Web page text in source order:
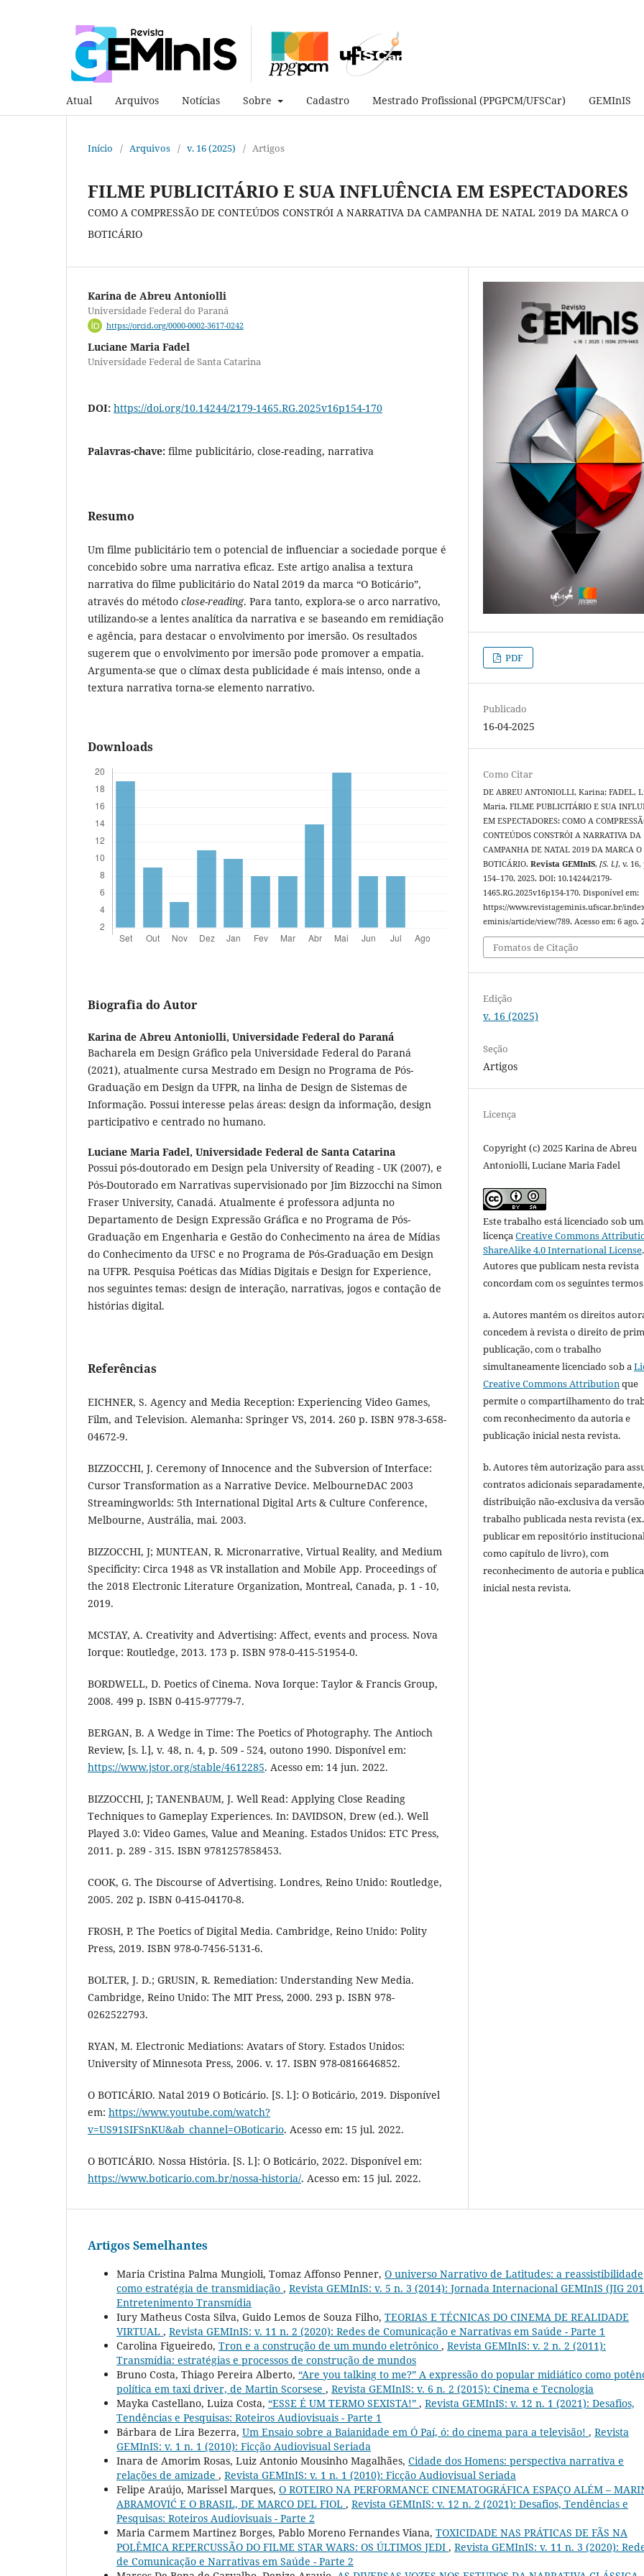
Atual Arquivos Notícias Sobre Cadastro Mestrado Profissional (PPGPCM/UFSCar) GEMInIS
Início / Arquivos / v. 16 (2025) / Artigos
FILME PUBLICITÁRIO E SUA INFLUÊNCIA EM ESPECTADORES
COMO A COMPRESSÃO DE CONTEÚDOS CONSTRÓI A NARRATIVA DA CAMPANHA DE NATAL 2019 DA MARCA O
BOTICÁRIO
Karina de Abreu Antoniolli
Universidade Federal do Paraná
https://orcid.org/0000-0002-3617-0242
Luciane Maria Fadel
Universidade Federal de Santa Catarina
DOI: https://doi.org/10.14244/2179-1465.RG.2025v16p154-170
Palavras-chave: filme publicitário, close-reading, narrativa
Resumo
Um filme publicitário tem o potencial de influenciar a sociedade porque é
concebido sobre uma narrativa eficaz. Este artigo analisa a textura
narrativa do filme publicitário do Natal 2019 da marca “O Boticário”,
através do método close-reading. Para tanto, explora-se o arco narrativo,
utilizando-se a lentes analítica da narrativa e se baseando em remidiação
e agência, para destacar o envolvimento por imersão. Os resultados
sugerem que o envolvimento por imersão pode promover a empatia.
Argumenta-se que o clímax desta publicidade é mais intenso, onde a
textura narrativa torna-se elemento narrativo.
Downloads
Biografia do Autor
Karina de Abreu Antoniolli, Universidade Federal do Paraná
Bacharela em Design Gráfico pela Universidade Federal do Paraná
(2021), atualmente cursa Mestrado em Design no Programa de Pós-
Graduação em Design da UFPR, na linha de Design de Sistemas de
Informação. Possui interesse pelas áreas: design da informação, design
participativo e centrado no humano.
Luciane Maria Fadel, Universidade Federal de Santa Catarina
Possui pós-doutorado em Design pela University of Reading - UK (2007), e
Pós-Doutorado em Narrativas supervisionado por Jim Bizzocchi na Simon
Fraser University, Canadá. Atualmente é professora adjunta no
Departamento de Design Expressão Gráfica e no Programa de Pós-
Graduação em Engenharia e Gestão do Conhecimento na área de Mídias
do Conhecimento da UFSC e no Programa de Pós-Graduação em Design
na UFPR. Pesquisa Poéticas das Mídias Digitais e Design for Experience,
nos seguintes temas: design de interação, narrativas, jogos e contação de
histórias digital.
Referências
EICHNER, S. Agency and Media Reception: Experiencing Video Games,
Film, and Television. Alemanha: Springer VS, 2014. 260 p. ISBN 978-3-658-
04672-9.
BIZZOCCHI, J. Ceremony of Innocence and the Subversion of Interface:
Cursor Transformation as a Narrative Device. MelbourneDAC 2003
Streamingworlds: 5th International Digital Arts & Culture Conference,
Melbourne, Austrália, mai. 2003.
BIZZOCCHI, J; MUNTEAN, R. Micronarrative, Virtual Reality, and Medium
Specificity: Circa 1948 as VR installation and Mobile App. Proceedings of
the 2018 Electronic Literature Organization, Montreal, Canada, p. 1 - 10,
2019.
MCSTAY, A. Creativity and Advertising: Affect, events and process. Nova
Iorque: Routledge, 2013. 173 p. ISBN 978-0-415-51954-0.
BORDWELL, D. Poetics of Cinema. Nova Iorque: Taylor & Francis Group,
2008. 499 p. ISBN 0-415-97779-7.
BERGAN, B. A Wedge in Time: The Poetics of Photography. The Antioch
Review, [s. l.], v. 48, n. 4, p. 509 - 524, outono 1990. Disponível em:
https://www.jstor.org/stable/4612285. Acesso em: 14 jun. 2022.
BIZZOCCHI, J; TANENBAUM, J. Well Read: Applying Close Reading
Techniques to Gameplay Experiences. In: DAVIDSON, Drew (ed.). Well
Played 3.0: Video Games, Value and Meaning. Estados Unidos: ETC Press,
2011. p. 289 - 315. ISBN 9781257858453.
COOK, G. The Discourse of Advertising. Londres, Reino Unido: Routledge,
2005. 202 p. ISBN 0-415-04170-8.
FROSH, P. The Poetics of Digital Media. Cambridge, Reino Unido: Polity
Press, 2019. ISBN 978-0-7456-5131-6.
BOLTER, J. D.; GRUSIN, R. Remediation: Understanding New Media.
Cambridge, Reino Unido: The MIT Press, 2000. 293 p. ISBN 978-
0262522793.
RYAN, M. Electronic Mediations: Avatars of Story. Estados Unidos:
University of Minnesota Press, 2006. v. 17. ISBN 978-0816646852.
O BOTICÁRIO. Natal 2019 O Boticário. [S. l.]: O Boticário, 2019. Disponível
em: https://www.youtube.com/watch?
v=US91SIFSnKU&ab_channel=OBoticario. Acesso em: 15 jul. 2022.
O BOTICÁRIO. Nossa História. [S. l.]: O Boticário, 2022. Disponível em:
https://www.boticario.com.br/nossa-historia/. Acesso em: 15 jul. 2022.
PDF
Publicado
16-04-2025
Como Citar
DE ABREU ANTONIOLLI, Karina; FADEL,
Maria. FILME PUBLICITÁRIO E SUA
EM ESPECTADORES: COMO A
CONTEÚDOS CONSTRÓI A NARRATIVA DA
CAMPANHA DE NATAL 2019 DA MARCA O
BOTICÁRIO.Revista GEMInIS,[S. l.], v. 16,
154–170, 2025. DOI: 10.14244/2179-
1465.RG.2025v16p154-170. Disponível em:
https://www.revistageminis.ufscar.br/
eminis/article/view/789. Acesso em: 6 ago.
Fomatos de Citação
Edição
v. 16 (2025)
Seção
Artigos
Licença
Copyright (c) 2025 Karina de Abreu
Antoniolli, Luciane Maria Fadel
Este trabalho está licenciado sob
licençaCreative Commons
ShareAlike 4.0 International License.
Autores que publicam nesta revista
concordam com os seguintes
a. Autores mantém os direitos
concedem à revista o direito de
publicação, com o trabalho
simultaneamente licenciado sob a
Creative Commons Attributionque
permite o compartilhamento do
com reconhecimento da autoria e
publicação inicial nesta revista.
b. Autores têm autorização para
contratos adicionais
distribuição não-exclusiva da
trabalho publicada nesta revista
publicar em repositório
como capítulo de livro), com
reconhecimento de autoria e
inicial nesta revista.
Artigos Semelhantes
Maria Cristina Palma Mungioli, Tomaz Affonso Penner, O universo Narrativo de Latitudes: a reassistibilidade
como estratégia de transmidiação , Revista GEMInIS: v. 5 n. 3 (2014): Jornada Internacional GEMInIS (JIG
Entretenimento Transmídia
Iury Matheus Costa Silva, Guido Lemos de Souza Filho, TEORIAS E TÉCNICAS DO CINEMA DE REALIDADE
VIRTUAL , Revista GEMInIS: v. 11 n. 2 (2020): Redes de Comunicação e Narrativas em Saúde - Parte 1
Carolina Figueiredo, Tron e a construção de um mundo eletrônico , Revista GEMInIS: v. 2 n. 2 (2011):
Transmídia: estratégias e processos de construção de mundos
Bruno Costa, Thiago Pereira Alberto, “Are you talking to me?” A expressão do popular midiático como
política em taxi driver, de Martin Scorsese , Revista GEMInIS: v. 6 n. 2 (2015): Cinema e Tecnologia
Mayka Castellano, Luiza Costa, “ESSE É UM TERMO SEXISTA!” , Revista GEMInIS: v. 12 n. 1 (2021): Desafios,
Tendências e Pesquisas: Roteiros Audiovisuais - Parte 1
Bárbara de Lira Bezerra, Um Ensaio sobre a Baianidade em Ó Paí, ó: do cinema para a televisão! , Revista
GEMInIS: v. 1 n. 1 (2010): Ficção Audiovisual Seriada
Inara de Amorim Rosas, Luiz Antonio Mousinho Magalhães, Cidade dos Homens: perspectiva narrativa e
relações de amizade , Revista GEMInIS: v. 1 n. 1 (2010): Ficção Audiovisual Seriada
Felipe Araújo, Marissel Marques, O ROTEIRO NA PERFORMANCE CINEMATOGRÁFICA ESPAÇO ALÉM –
ABRAMOVIĆ E O BRASIL, DE MARCO DEL FIOL , Revista GEMInIS: v. 12 n. 2 (2021): Desafios, Tendências e
Pesquisas: Roteiros Audiovisuais - Parte 2
Maria Carmem Martinez Borges, Pablo Moreno Fernandes Viana, TOXICIDADE NAS PRÁTICAS DE FÃS NA
POLÊMICA REPERCUSSÃO DO FILME STAR WARS: OS ÚLTIMOS JEDI , Revista GEMInIS: v. 11 n. 3 (2020):
de Comunicação e Narrativas em Saúde - Parte 2